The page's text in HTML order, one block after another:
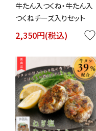
牛たん入つくね・牛たん入
つくねチーズ入りセット
2,350円(税込) favorite